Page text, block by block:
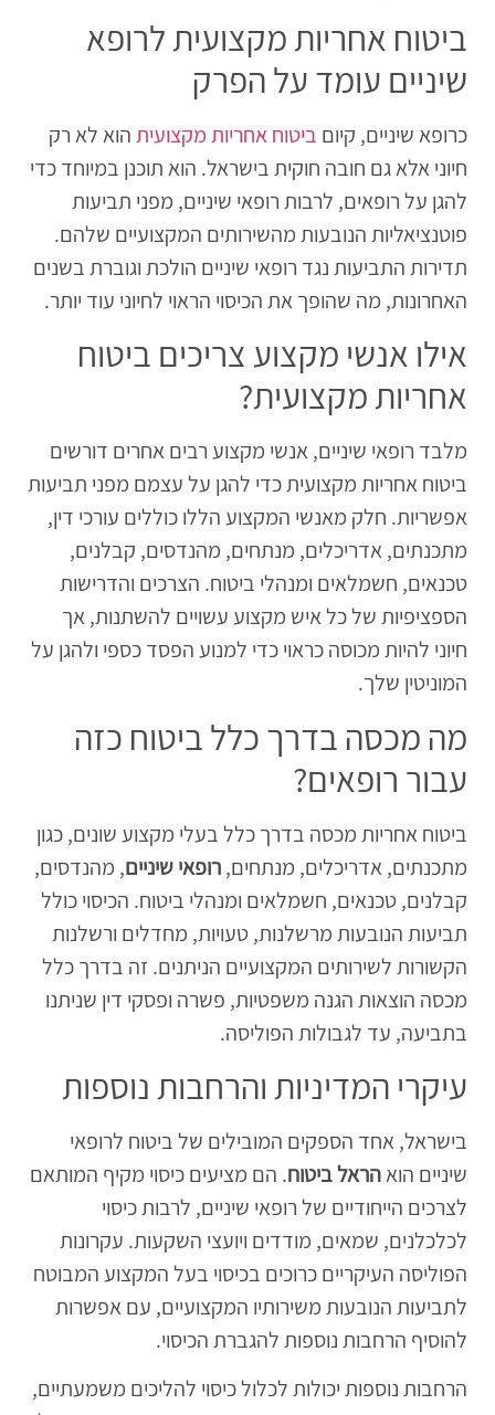
ביטוח אחריות מקצועית לרופא
שיניים עומד על הפרק
כרופא שיניים, קיום ביטוח אחריות מקצועיתהוא לא רק
חיוני אלא גם חובה חוקית בישראל. הוא תוכנן במיוחד כדי
להגן על רופאים, לרבות רופאי שיניים, מפני תביעות
פוטנציאליות הנובעות מהשירותים המקצועיים שלהם.
תדירות התביעות נגד רופאי שיניים הולכת וגוברת בשנים
האחרונות, מה שהופך את הכיסוי הראוי לחיוני עוד יותר.
אילו אנשי מקצוע צריכים ביטוח
אחריות מקצועית?
מלבד רופאי שיניים, אנשי מקצוע רבים אחרים דורשים
ביטוח אחריות מקצועית כדי להגן על עצמם מפני תביעות
אפשריות. חלק מאנשי המקצוע הללו כוללים עורכי דין,
מתכנתים, אדריכלים, מנתחים, מהנדסים, קבלנים,
טכנאים, חשמלאים ומנהלי ביטוח. הצרכים והדרישות
הספציפיות של כל איש מקצוע עשויים להשתנות, אך
חיוני להיות מכוסה כראוי כדי למנוע הפסד כספי ולהגן על
המוניטין שלך.
מה מכסה בדרך כלל ביטוח כזה
עבור רופאים?
ביטוח אחריות מכסה בדרך כלל בעלי מקצוע שונים, כגון
מתכנתים, אדריכלים, מנתחים,רופאי שיניים, מהנדסים,
קבלנים, טכנאים, חשמלאים ומנהלי ביטוח. הכיסוי כולל
תביעות הנובעות מרשלנות, טעויות, מחדלים ורשלנות
הקשורות לשירותים המקצועיים הניתנים. זה בדרך כלל
מכסה הוצאות הגנה משפטיות, פשרה ופסקי דין שניתנו
בתביעה, עד לגבולות הפוליסה.
עיקרי המדיניות והרחבות נוספות
בישראל, אחד הספקים המובילים של ביטוח לרופאי
שיניים הואהראל ביטוח. הם מציעים כיסוי מקיף המותאם
לצרכים הייחודיים של רופאי שיניים, לרבות כיסוי
לכלכלנים, שמאים, מודדים ויועצי השקעות. עקרונות
הפוליסה העיקריים כרוכים בכיסוי בעל המקצוע המבוטח
לתביעות הנובעות משירותיו המקצועיים, עם אפשרות
להוסיף הרחבות נוספות להגברת הכיסוי.
הרחבות נוספות יכולות לכלול כיסוי להליכים משמעתיים,